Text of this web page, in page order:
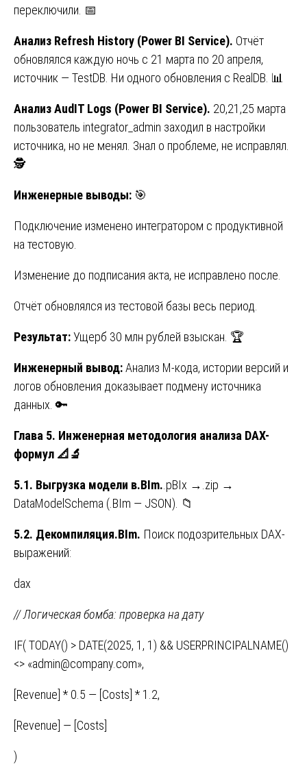
переключили. 📅
Анализ Refresh History (Power BI Service). Отчёт
обновлялся каждую ночь с 21 марта по 20 апреля,
источник — TestDB. Ни одного обновления с RealDB. 📊
Анализ AudIT Logs (Power BI Service). 20,21,25 марта
пользователь integrator_admin заходил в настройки
источника, но не менял. Знал о проблеме, не исправлял.
🕵️
Инженерные выводы: 🎯
Подключение изменено интегратором с продуктивной
на тестовую.
Изменение до подписания акта, не исправлено после.
Отчёт обновлялся из тестовой базы весь период.
Результат:Ущерб 30 млн рублей взыскан. 🏆
Инженерный вывод:Анализ M-кода, истории версий и
логов обновления доказывает подмену источника
данных. 🔑
Глава 5. Инженерная методология анализа DAX-
формул 📐🔬
5.1. Выгрузка модели в.BIm. .pBIx →.zip →
DataModelSchema (.BIm — JSON). 📁
5.2. Декомпиляция.BIm. Поиск подозрительных DAX-
выражений:
dax
// Логическая бомба: проверка на дату
IF( TODAY() > DATE(2025, 1, 1) && USERPRINCIPALNAME()
<> «admin@company.com»,
[Revenue] * 0.5 — [Costs] * 1.2,
[Revenue] — [Costs]
)